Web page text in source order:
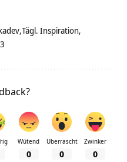
Tägl. Inspiration
Wütend
0
Überrascht
0
Zwinker
0